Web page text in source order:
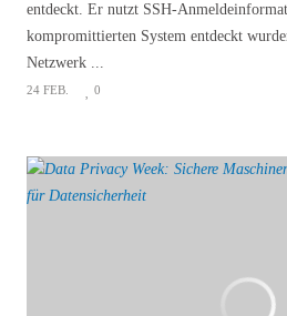
entdeckt. Er nutzt SSH-
kompromittierten System entdeckt
Netzwerk ...
24 FEB. 0